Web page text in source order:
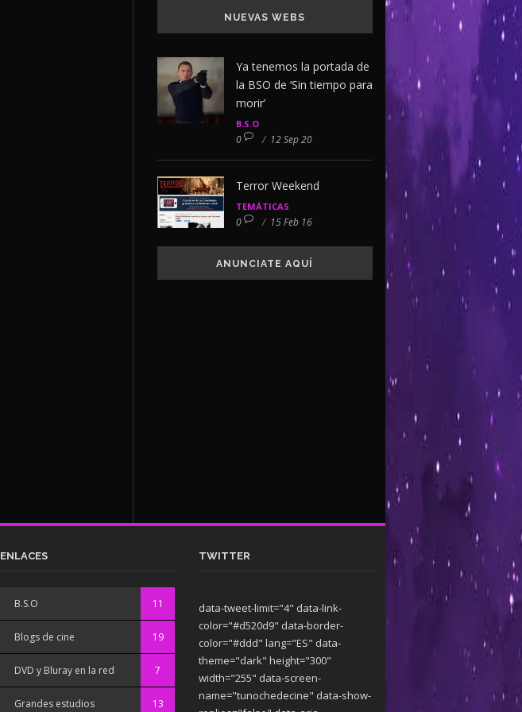
NUEVAS WEBS
Ya tenemos la portada de
la BSO de ‘Sin tiempo para
morir’
B.S.O
0 / 12 Sep 20
Terror Weekend
TEMÁTICAS
0 / 15 Feb 16
ANUNCIATE AQUÍ
ENLACES
B.S.O 11
Blogs de cine 19
DVD y Bluray en la red 7
Grandes estudios 13
TWITTER
data-tweet-limit="4" data-link-
color="#d520d9" data-border-
color="#ddd" lang="ES" data-
theme="dark" height="300"
width="255" data-screen-
name="tunochedecine" data-show-